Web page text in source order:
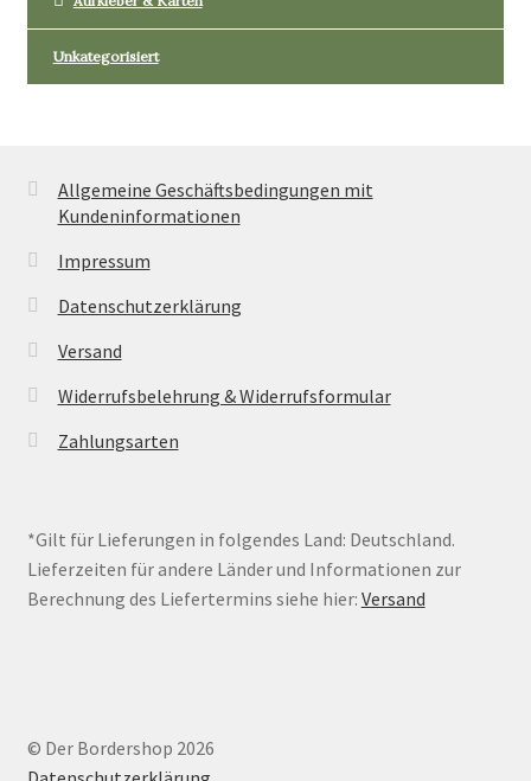
Unkategorisiert
Allgemeine Geschäftsbedingungen mit
Kundeninformationen
Impressum
Datenschutzerklärung
Versand
Widerrufsbelehrung & Widerrufsformular
Zahlungsarten
*Gilt für Lieferungen in folgendes Land: Deutschland.
Lieferzeiten für andere Länder und Informationen zur
Berechnung des Liefertermins siehe hier: Versand
© Der Bordershop 2026